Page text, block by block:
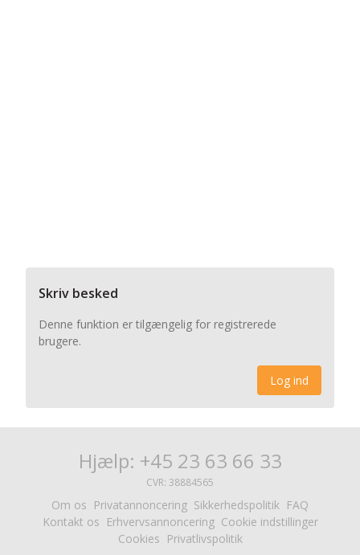
Skriv besked
Denne funktion er tilgængelig for registrerede
brugere.
Log ind
Hjælp: +45 23 63 66 33
CVR: 38884565
Om os Privatannoncering Sikkerhedspolitik FAQ
Kontakt os Erhvervsannoncering Cookie indstillinger
Cookies Privatlivspolitik